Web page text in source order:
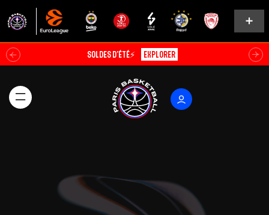
ABO EARLY BIRD 26/27🔥 Découvrir